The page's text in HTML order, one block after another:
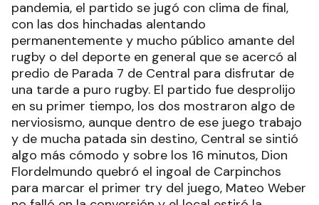
pandemia, el partido se jugó con clima de final,
con las dos hinchadas alentando
permanentemente y mucho público amante del
rugby o del deporte en general que se acercó al
predio de Parada 7 de Central para disfrutar de
una tarde a puro rugby. El partido fue desprolijo
en su primer tiempo, los dos mostraron algo de
nerviosismo, aunque dentro de ese juego trabajo
y de mucha patada sin destino, Central se sintió
algo más cómodo y sobre los 16 minutos, Dion
Flordelmundo quebró el ingoal de Carpinchos
para marcar el primer try del juego, Mateo Weber